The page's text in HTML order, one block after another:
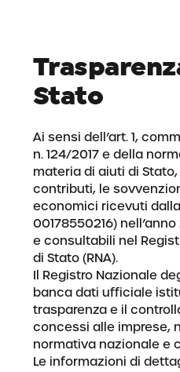
Stato
Ai sensi dell’art. 1,
n. 124/2017 e della
materia di aiuti di
contributi, le
economici ricevuti dalla
00178550216)
e consultabili nel
di Stato (RNA).
Il Registro Nazionale
banca dati ufficiale
trasparenza e il
concessi alle imprese,
normativa nazionale e
Le informazioni di